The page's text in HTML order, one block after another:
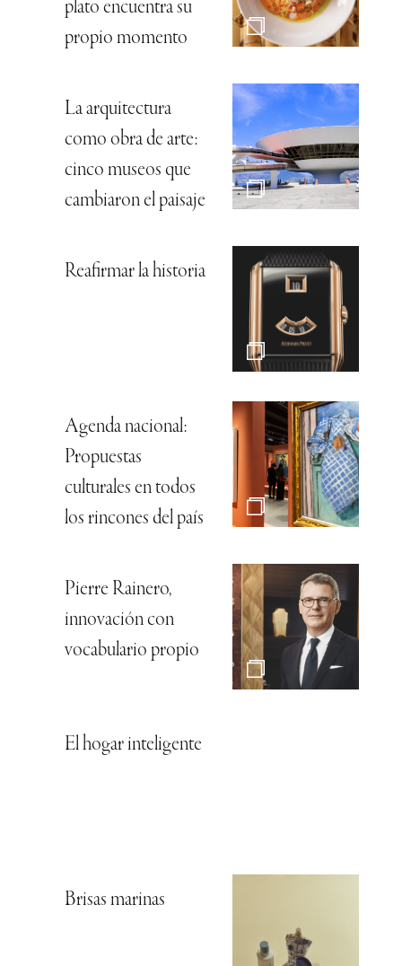
plato encuentra su
propio momento
La arquitectura
como obra de arte:
cinco museos que
cambiaron el paisaje
Reafirmar la historia
Agenda nacional:
Propuestas
culturales en todos
los rincones del país
Pierre Rainero,
innovación con
vocabulario propio
El hogar inteligente
Brisas marinas